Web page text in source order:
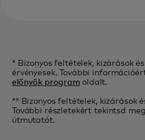
* Bizonyos feltételek, kizárások
érvényesek. További
előnyök program oldalt.
** Bizonyos feltételek, kizárások
További részletekért tekintsd
útmutatót.